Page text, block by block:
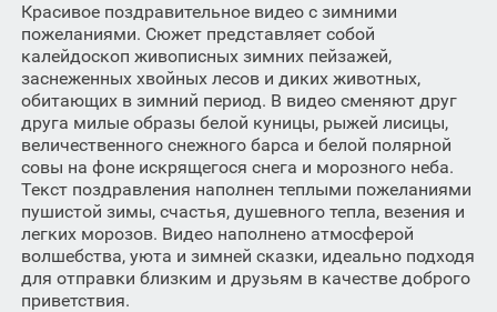
Красивое поздравительное видео с зимними
пожеланиями. Сюжет представляет собой
калейдоскоп живописных зимних пейзажей,
заснеженных хвойных лесов и диких животных,
обитающих в зимний период. В видео сменяют друг
друга милые образы белой куницы, рыжей лисицы,
величественного снежного барса и белой полярной
совы на фоне искрящегося снега и морозного неба.
Текст поздравления наполнен теплыми пожеланиями
пушистой зимы, счастья, душевного тепла, везения и
легких морозов. Видео наполнено атмосферой
волшебства, уюта и зимней сказки, идеально подходя
для отправки близким и друзьям в качестве доброго
приветствия.